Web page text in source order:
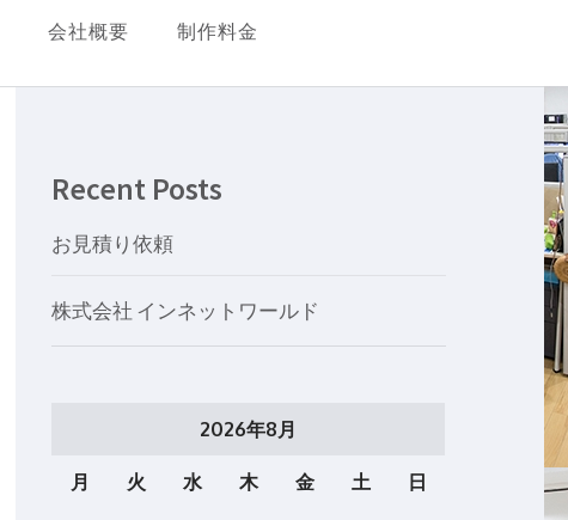
会社概要
制作料金
Recent Posts
お見積り依頼
株式会社 インネットワールド
2026年8月
月 火 水 木 金 土
日